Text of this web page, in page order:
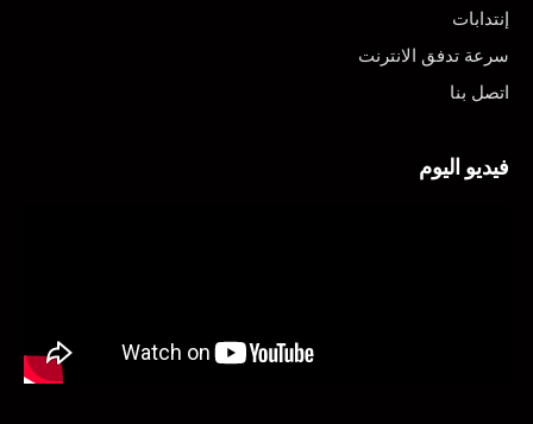
إنتدابات
سرعة تدفق الانترنت
اتصل بنا
فيديو اليوم